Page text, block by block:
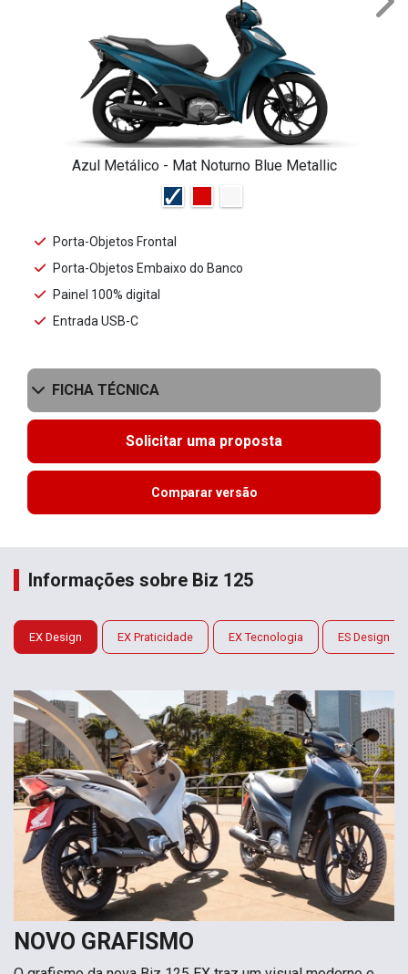
Azul Metálico - Mat Noturno Blue Metallic
Porta-Objetos Frontal
Porta-Objetos Embaixo do Banco
Painel 100% digital
Entrada USB-C
FICHA TÉCNICA
Solicitar uma proposta
Comparar versão
Informações sobre Biz 125
EX Design EX Praticidade EX Tecnologia ES Design
NOVO GRAFISMO